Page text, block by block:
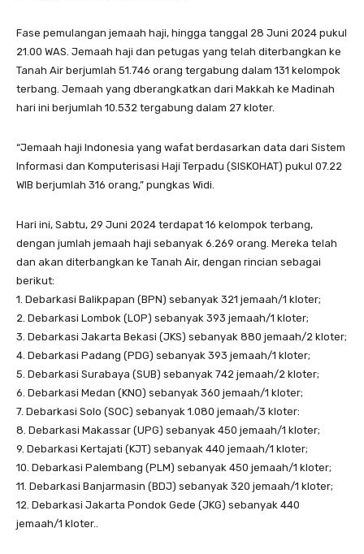
Fase pemulangan jemaah haji, hingga tanggal 28 Juni 2024 pukul
21.00 WAS. Jemaah haji dan petugas yang telah diterbangkan ke
Tanah Air berjumlah 51.746 orang tergabung dalam 131 kelompok
terbang. Jemaah yang dberangkatkan dari Makkah ke Madinah
hari ini berjumlah 10.532 tergabung dalam 27 kloter.
“Jemaah haji Indonesia yang wafat berdasarkan data dari Sistem
Informasi dan Komputerisasi Haji Terpadu (SISKOHAT) pukul 07.22
WIB berjumlah 316 orang,” pungkas Widi.
Hari ini, Sabtu, 29 Juni 2024 terdapat 16 kelompok terbang,
dengan jumlah jemaah haji sebanyak 6.269 orang. Mereka telah
dan akan diterbangkan ke Tanah Air, dengan rincian sebagai
berikut:
1. Debarkasi Balikpapan (BPN) sebanyak 321 jemaah/1 kloter;
2. Debarkasi Lombok (LOP) sebanyak 393 jemaah/1 kloter;
3. Debarkasi Jakarta Bekasi (JKS) sebanyak 880 jemaah/2 kloter;
4. Debarkasi Padang (PDG) sebanyak 393 jemaah/1 kloter;
5. Debarkasi Surabaya (SUB) sebanyak 742 jemaah/2 kloter;
6. Debarkasi Medan (KNO) sebanyak 360 jemaah/1 kloter;
7. Debarkasi Solo (SOC) sebanyak 1.080 jemaah/3 kloter:
8. Debarkasi Makassar (UPG) sebanyak 450 jemaah/1 kloter;
9. Debarkasi Kertajati (KJT) sebanyak 440 jemaah/1 kloter;
10. Debarkasi Palembang (PLM) sebanyak 450 jemaah/1 kloter;
11. Debarkasi Banjarmasin (BDJ) sebanyak 320 jemaah/1 kloter;
12. Debarkasi Jakarta Pondok Gede (JKG) sebanyak 440
jemaah/1 kloter..